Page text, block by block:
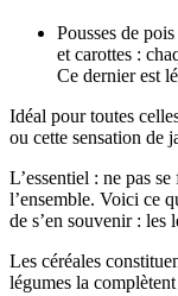
Pousses de
et carottes :
Ce dernier est
Idéal pour toutes
ou cette sensation de
L’essentiel : ne pas
l’ensemble. Voici ce
de s’en souvenir : les
Les céréales
légumes la